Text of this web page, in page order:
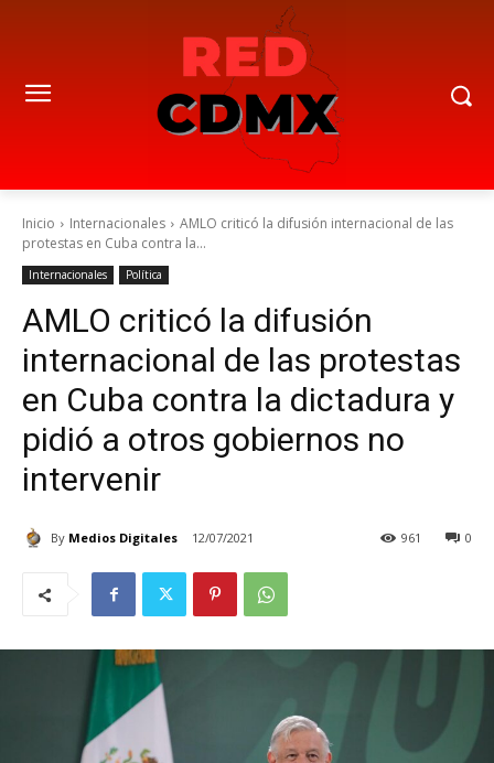
Inicio Internacionales
AMLO criticó la difusión internacional de las
protestas en Cuba contra la...
Internacionales Política
AMLO criticó la difusión
internacional de las protestas
en Cuba contra la dictadura y
pidió a otros gobiernos no
intervenir
By Medios Digitales 12/07/2021 0
961